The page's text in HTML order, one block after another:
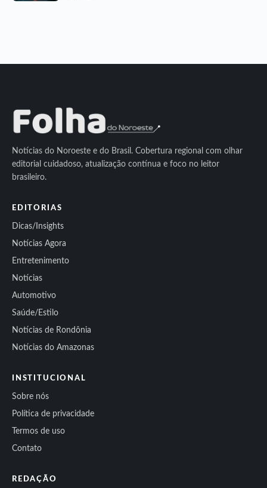
Notícias do Noroeste e do Brasil. Cobertura regional com olhar
editorial cuidadoso, atualização contínua e foco no leitor
brasileiro.
EDITORIAS
Dicas/Insights
Notícias Agora
Entretenimento
Notícias
Automotivo
Saúde/Estilo
Notícias de Rondônia
Notícias do Amazonas
INSTITUCIONAL
Sobre nós
Política de privacidade
Termos de uso
Contato
REDAÇÃO